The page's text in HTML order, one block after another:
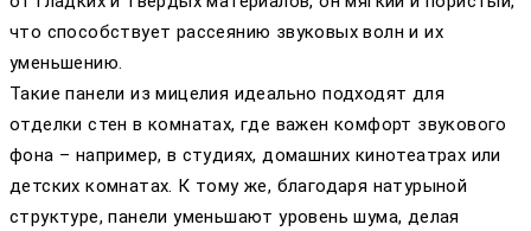
что способствует рассеянию звуковых волн и их
уменьшению.
Такие панели из мицелия идеально подходят для
отделки стен в комнатах, где важен комфорт звукового
фона – например, в студиях, домашних кинотеатрах или
детских комнатах. К тому же, благодаря натурыной
структуре, панели уменьшают уровень шума, делая